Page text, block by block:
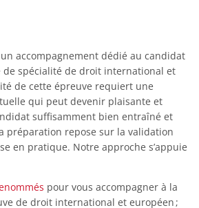
accompagnement dédié au candidat
de spécialité de droit international et
de cette épreuve requiert une
qui peut devenir plaisante et
suffisamment bien entraîné et
préparation repose sur la validation
en pratique. Notre approche s’appuie
pour vous accompagner à la
de droit international et européen ;